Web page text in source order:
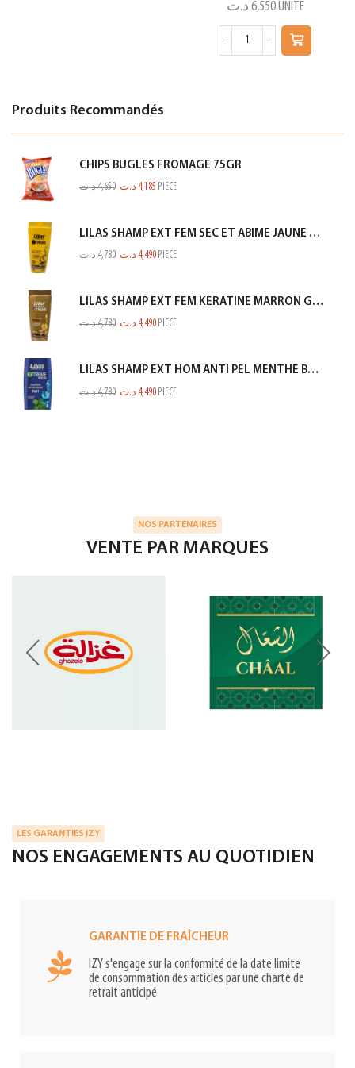
6,550 د.ت UNITE
Produits Recommandés
CHIPS BUGLES FROMAGE 75GR
4,650د.ت 4,185 د.ت PIECE
LILAS SHAMP EXT FEM SEC ET ABIME JAUNE 350ML
4,780د.ت 4,490 د.ت PIECE
LILAS SHAMP EXT FEM KERATINE MARRON GOLD 350ML
4,780د.ت 4,490 د.ت PIECE
LILAS SHAMP EXT HOM ANTI PEL MENTHE BLEU 350ML
4,780د.ت 4,490 د.ت PIECE
NOS PARTENAIRES
VENTE PAR MARQUES
LES GARANTIES IZY
NOS ENGAGEMENTS AU QUOTIDIEN
GARANTIE DE FRAÎCHEUR
IZY s'engage sur la conformité de la date limite
de consommation des articles par une charte de
retrait anticipé